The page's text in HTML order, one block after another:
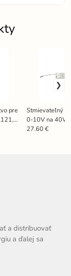
pre
-
Stmievateľný
0-10V na 40W
- D01040W
27.60 €
a distribuovať
a ďalej sa